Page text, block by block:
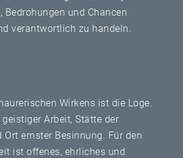
Bedrohungen und Chancen
verantwortlich zu handeln.
Wirkens ist die Loge.
Arbeit, Stätte der
Ort ernster Besinnung. Für den
ist offenes, ehrliches und